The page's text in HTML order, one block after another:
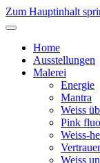
Zum Hauptinhalt
Home
Ausstellungen
Malerei
Energie
Mantra
Weiss
Pink
Weiss-
Weiss